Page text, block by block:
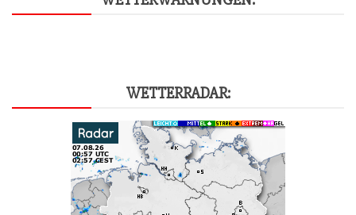
WET­TER­RA­DAR: